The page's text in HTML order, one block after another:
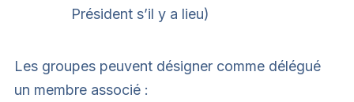
Président s’il y a lieu)
Les groupes peuvent désigner comme délégué
un membre associé :